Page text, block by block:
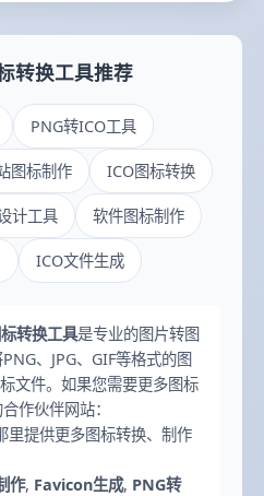
转换工具推荐
PNG转ICO工具
图标制作 ICO图标转换
计工具 软件图标制作
ICO文件生成
转换工具是专业的图片转图
、JPG、GIF等格式的图
文件。如果您需要更多图标
作伙伴网站：
里提供更多图标转换、制作
作, Favicon生成, PNG转